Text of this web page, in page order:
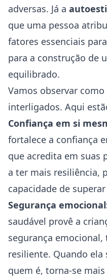
adversas. Já a
que uma pessoa
fatores essenciais
para a construção de
equilibrado.
Vamos observar
interligados. Aqui
Confiança em si
fortalece a confiança
que acredita em suas
a ter mais resiliência,
capacidade de
Segurança
saudável provê a
segurança
resiliente. Quando ela
quem é, torna-se